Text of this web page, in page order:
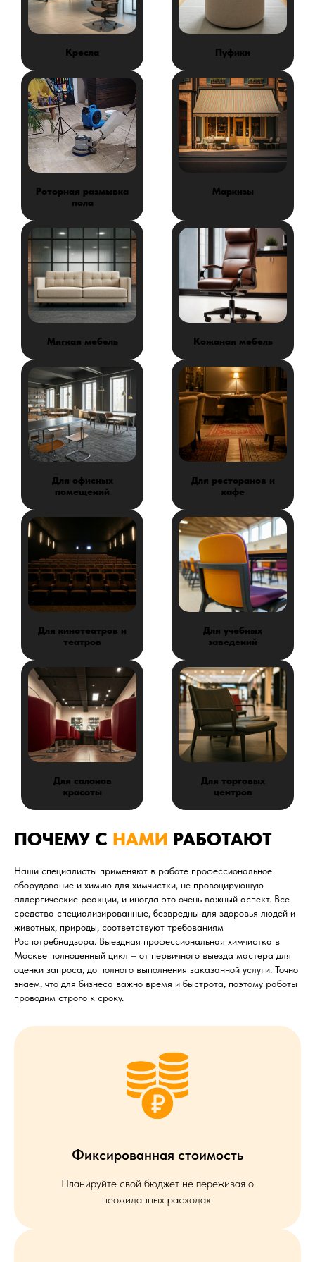
Кресла Пуфики
Роторная размывка
пола
Маркизы
Мягкая мебель Кожаная мебель
Для офисных
помещений
Для ресторанов и
кафе
Для кинотеатров и
театров
Для учебных
заведений
Для салонов
красоты
Для торговых
центров
ПОЧЕМУ С НАМИ РАБОТАЮТ
Наши специалисты применяют в работе профессиональное
оборудование и химию для химчистки, не провоцирующую
аллергические реакции, и иногда это очень важный аспект. Все
средства специализированные, безвредны для здоровья людей и
животных, природы, соответствуют требованиям
Роспотребнадзора. Выездная профессиональная химчистка в
Москве полноценный цикл – от первичного выезда мастера для
оценки запроса, до полного выполнения заказанной услуги. Точно
знаем, что для бизнеса важно время и быстрота, поэтому работы
проводим строго к сроку.
Фиксированная стоимость
Планируйте свой бюджет не переживая о
неожиданных расходах.